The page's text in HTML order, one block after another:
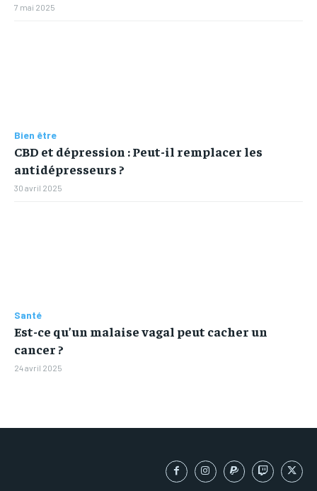
7 mai 2025
Bien être
CBD et dépression : Peut-il remplacer les
antidépresseurs ?
30 avril 2025
Santé
Est-ce qu’un malaise vagal peut cacher un
cancer ?
24 avril 2025